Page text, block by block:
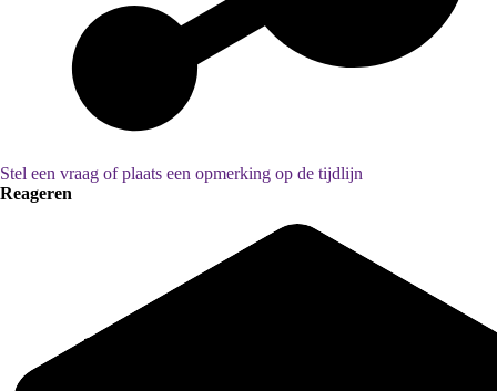
Stel een vraag of plaats een opmerking op de tijdlijn
Reageren